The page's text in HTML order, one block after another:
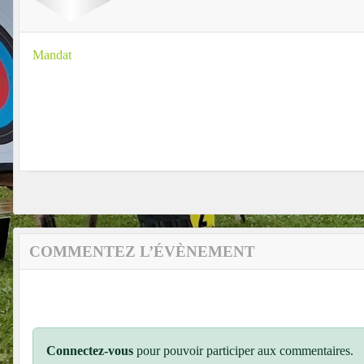
Mandat
COMMENTEZ L’ÉVÈNEMENT
Connectez-vous pour pouvoir participer aux commentaires.